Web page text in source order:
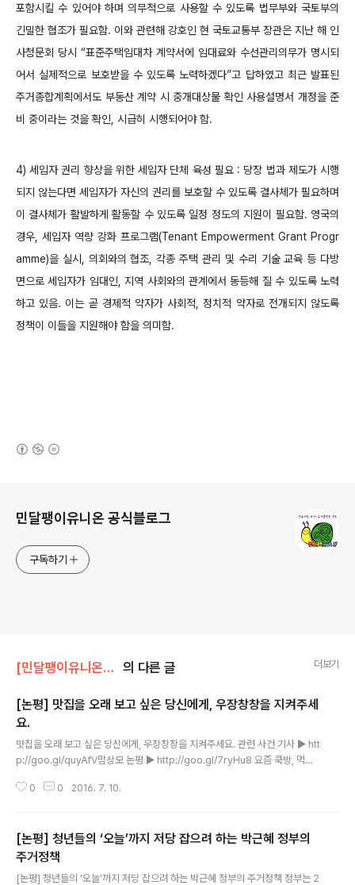
포함시킬 수 있어야 하며 의무적으로 사용할 수 있도록 법무부와 국토부의
긴밀한 협조가 필요함. 이와 관련해 강호인 현 국토교통부 장관은 지난 해 인
사청문회 당시 “표준주택임대차 계약서에 임대료와 수선관리의무가 명시되
어서 실제적으로 보호받을 수 있도록 노력하겠다”고 답하였고 최근 발표된
주거종합계획에서도 부동산 계약 시 중개대상물 확인 사용설명서 개정을 준
비 중이라는 것을 확인, 시급히 시행되어야 함.
4) 세입자 권리 향상을 위한 세입자 단체 육성 필요 : 당장 법과 제도가 시행
되지 않는다면 세입자가 자신의 권리를 보호할 수 있도록 결사체가 필요하며
이 결사체가 활발하게 활동할 수 있도록 일정 정도의 지원이 필요함. 영국의
경우, 세입자 역량 강화 프로그램(Tenant Empowerment Grant Progr
amme)을 실시, 의회와의 협조, 각종 주택 관리 및 수리 기술 교육 등 다방
면으로 세입자가 임대인, 지역 사회와의 관계에서 동등해 질 수 있도록 노력
하고 있음. 이는 곧 경제적 약자가 사회적, 정치적 약자로 전개되지 않도록
정책이 이들을 지원해야 함을 의미함.
민달팽이유니온 공식블로그
구독하기
[민달팽이유니온]/* 보도자료, 기자회견, 논평 의 다른 글 더보기
[논평] 맛집을 오래 보고 싶은 당신에게, 우장창창을 지켜주세
요.
맛집을 오래 보고 싶은 당신에게, 우장창창을 지켜주세요. 관련 사건 기사 ▶️ htt
p://goo.gl/quyAfV맘상모 논평 ▶️ http://goo.gl/7ryHu8 요즘 쿡방, 먹방
연일 타고 많은 사람들이 줄을 서고 있습니다. 오랫동안 조그맣게 장사한 사장
라.”는 소리도 들립니다. 카더라라고 하기엔 우리가 종종 볼 수 있는 현실입니
다. 장사를 하다가 대박이 나더라도 결코 기뻐만 할 수 없는 것, 임대인의 요구에
따라 하루아침에 쪽박이 될 수도 있는 것, 바로 상인들..
0 0 2016. 7. 10.
[논평] 청년들의 ‘오늘’까지 저당 잡으려 하는 박근혜 정부의
주거정책
[논평] 청년들의 ‘오늘’까지 저당 잡으려 하는 박근혜 정부의 주거정책 정부는 2